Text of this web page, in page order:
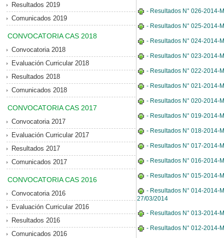
Resultados 2019
Comunicados 2019
CONVOCATORIA CAS 2018
Convocatoria 2018
Evaluación Curricular 2018
Resultados 2018
Comunicados 2018
CONVOCATORIA CAS 2017
Convocatoria 2017
Evaluación Curricular 2017
Resultados 2017
Comunicados 2017
CONVOCATORIA CAS 2016
Convocatoria 2016
Evaluación Curricular 2016
Resultados 2016
Comunicados 2016
- Resultados N° 026-2014-
- Resultados N° 025-2014-
- Resultados N° 024-2014-
- Resultados N° 023-2014-
- Resultados N° 022-2014-
- Resultados N° 021-2014-
- Resultados N° 020-2014-
- Resultados N° 019-2014-
- Resultados N° 018-2014-
- Resultados N° 017-2014-
- Resultados N° 016-2014-
- Resultados N° 015-2014-
- Resultados N° 014-2014-
27/03/2014
- Resultados N° 013-2014-
- Resultados N° 012-2014-